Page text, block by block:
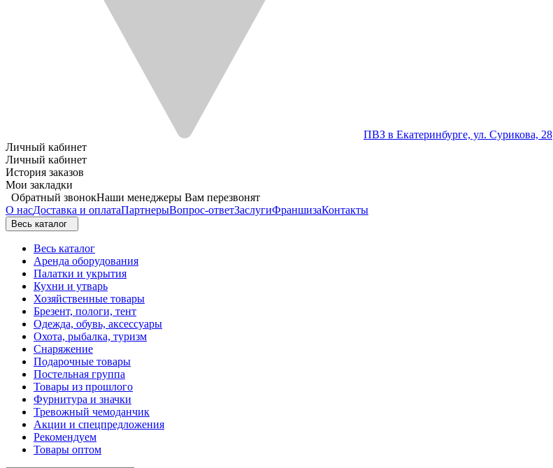
ПВЗ в Екатеринбурге, ул. Сурикова, 28
Личный кабинет
Личный кабинет
История заказов
Мои закладки
Обратный звонокНаши менеджеры Вам перезвонят
О насДоставка и оплатаПартнерыВопрос-ответЗаслугиФраншизаКонтакты
Весь каталог
Весь каталог
Аренда оборудования
Палатки и укрытия
Кухни и утварь
Хозяйственные товары
Брезент, пологи, тент
Одежда, обувь, аксессуары
Охота, рыбалка, туризм
Снаряжение
Подарочные товары
Постельная группа
Товары из прошлого
Фурнитура и значки
Тревожный чемоданчик
Акции и спецпредложения
Рекомендуем
Товары оптом